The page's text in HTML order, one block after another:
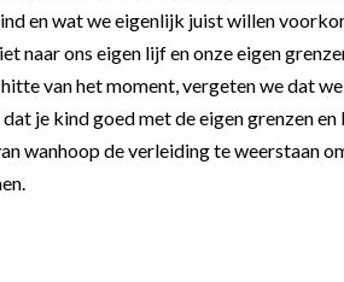
en wat we eigenlijk juist willen
naar ons eigen lijf en onze eigen
van het moment, vergeten we dat
je kind goed met de eigen grenzen
wanhoop de verleiding te weerstaan